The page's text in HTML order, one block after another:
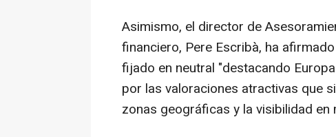
Asimismo, el director de
financiero, Pere Escribà, ha
fijado en neutral "destacando
por las valoraciones atractivas que
zonas geográficas y la visibilidad